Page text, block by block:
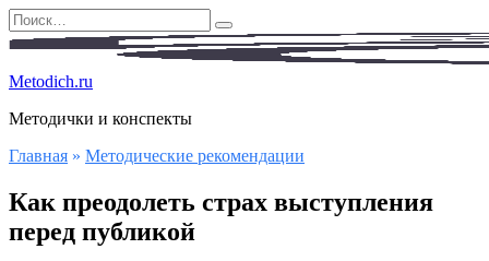
Перейти
к
Search
for:
Metodich.ru
Методички и конспекты
Главная » Методические рекомендации
Как преодолеть страх выступления
перед публикой